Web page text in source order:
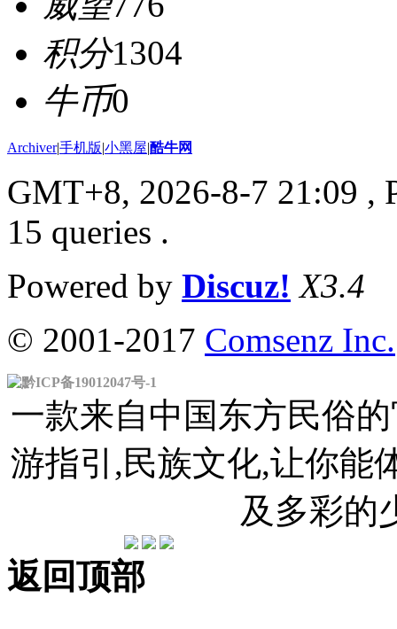
积分1304
牛币0
Archiver|手机版|小黑屋|酷牛网
GMT+8, 2026-8-7 21:09 ,
15 queries .
Powered by Discuz! X3.4
© 2001-2017 Comsenz Inc.
黔ICP备19012047号-1
一款来自中国东方民俗
游指引,民族文化,让你能
及多彩的
返回顶部